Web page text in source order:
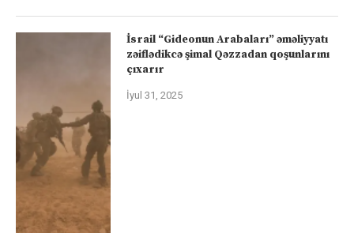
İsrail “Gideonun Arabaları” əməliyyatı
zəiflədikcə şimal Qəzzadan qoşunlarını
çıxarır
İyul 31, 2025